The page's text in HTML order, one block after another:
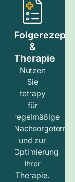
Folgerezept
&
Therapie
Nutzen
Sie
tetrapy
für
regelmäßige
und zur
Optimierung
Ihrer
Therapie.